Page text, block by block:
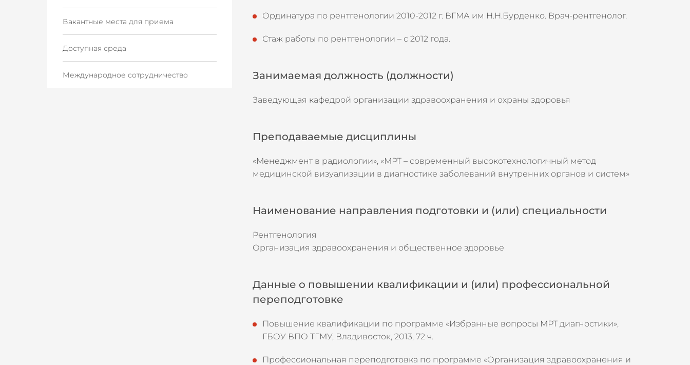
Вакантные места для приема
Доступная среда
Международное сотрудничество
Ординатура по рентгенологии 2010-2012 г. ВГМА им Н.Н.Бурденко. Врач-рентгенолог.
Стаж работы по рентгенологии – с 2012 года.
Занимаемая должность (должности)
Заведующая кафедрой организации здравоохранения и охраны здоровья
Преподаваемые дисциплины
«Менеджмент в радиологии», «МРТ – современный высокотехнологичный метод
медицинской визуализации в диагностике заболеваний внутренних органов и систем»
Наименование направления подготовки и (или) специальности
Рентгенология
Организация здравоохранения и общественное здоровье
Данные о повышении квалификации и (или) профессиональной
переподготовке
Повышение квалификации по программе «Избранные вопросы МРТ диагностики»,
ГБОУ ВПО ТГМУ, Владивосток, 2013, 72 ч.
Профессиональная переподготовка по программе «Организация здравоохранения и